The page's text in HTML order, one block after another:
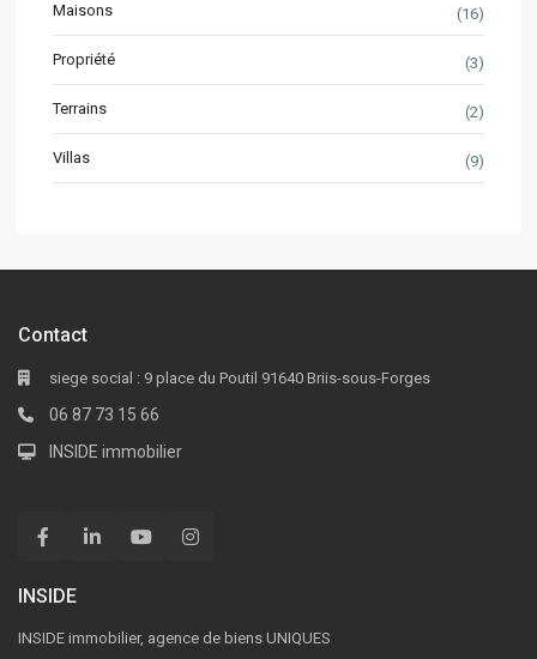
Maisons (16)
Propriété (3)
Terrains (2)
Villas (9)
Contact
siege social : 9 place du Poutil 91640 Briis-sous-Forges
06 87 73 15 66
INSIDE immobilier
INSIDE
INSIDE immobilier, agence de biens UNIQUES